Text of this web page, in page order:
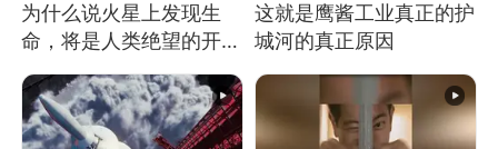
为什么说火星上发现生
命，将是人类绝望的开
始？
这就是鹰酱工业真正的护
城河的真正原因